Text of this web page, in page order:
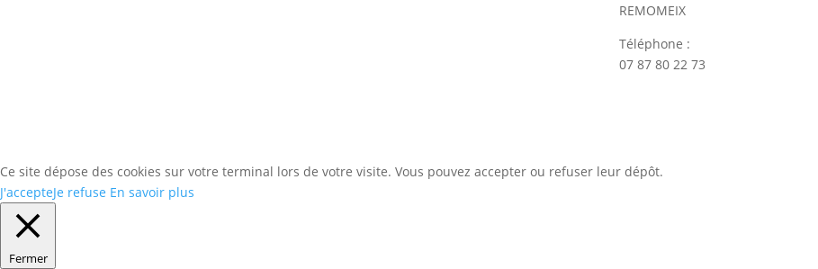
REMOMEIX
Téléphone :
07 87 80 22 73
Ce site dépose des cookies sur votre terminal lors de votre visite. Vous pouvez accepter ou refuser leur dépôt.
J'accepteJe refuse En savoir plus
Fermer